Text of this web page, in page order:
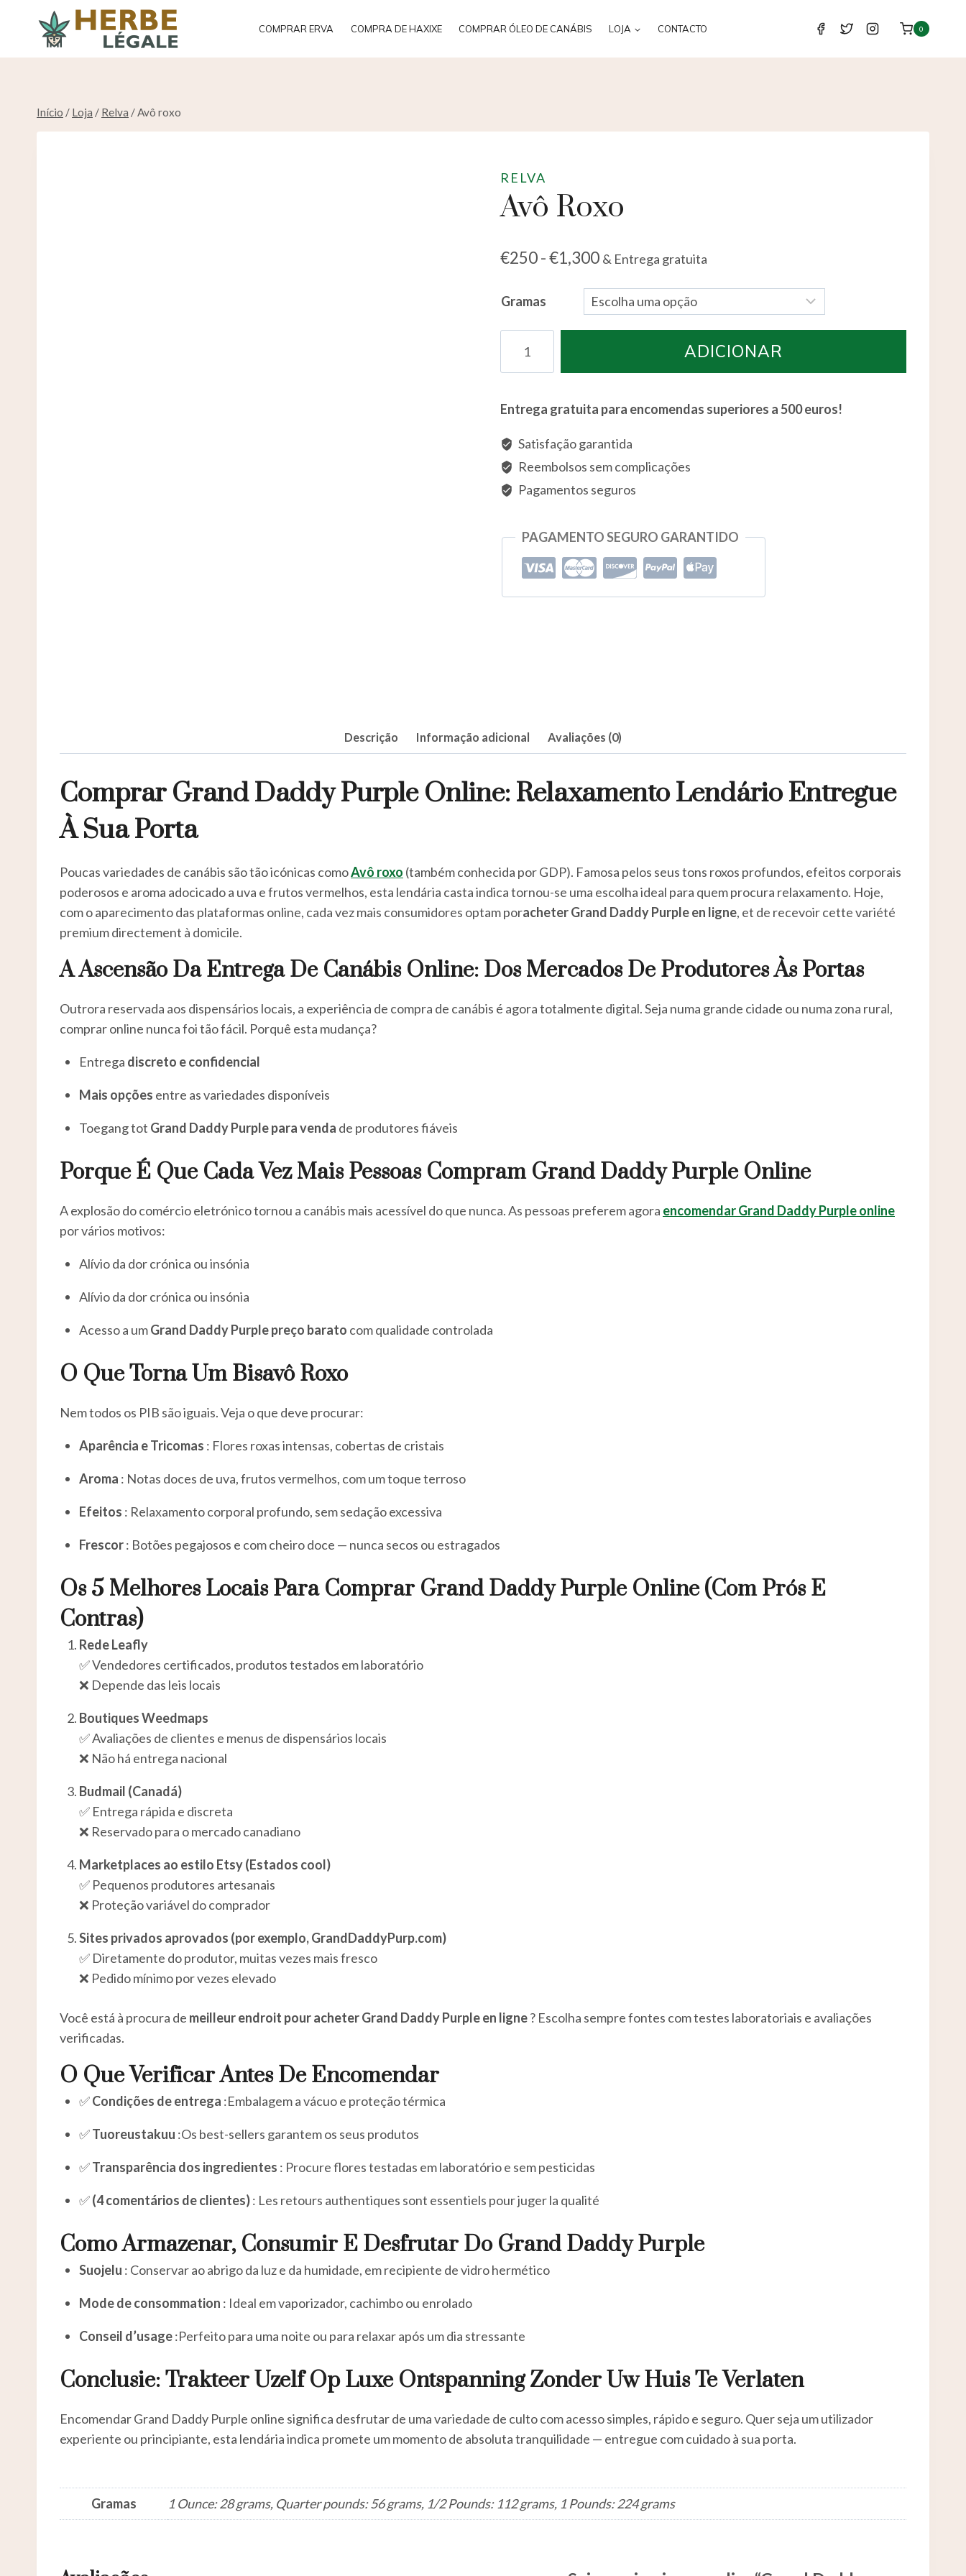
COMPRAR ERVA COMPRA DE HAXIXE COMPRAR ÓLEO DE CANÁBIS LOJA CONTACTO 0
Início / Loja / Relva /Avô roxo
RELVA
Avô Roxo
€250-€1,300 & Entrega gratuita
Gramas
Purple
ADICIONAR
Entrega gratuita para encomendas superiores a 500 euros!
Satisfação garantida
Reembolsos sem complicações
Pagamentos seguros
PAGAMENTO SEGURO GARANTIDO
Descrição Informação adicional Avaliações (0)
Comprar Grand Daddy Purple Online: Relaxamento Lendário Entregue
À Sua Porta
Poucas variedades de canábis são tão icónicas comoAvô roxo (também conhecida por GDP). Famosa pelos seus tons roxos profundos, efeitos corporais
poderosos e aroma adocicado a uva e frutos vermelhos, esta lendária casta indica tornou-se uma escolha ideal para quem procura relaxamento. Hoje,
com o aparecimento das plataformas online, cada vez mais consumidores optam poracheter Grand Daddy Purple en ligne, et de recevoir cette variété
premium directement à domicile.
A Ascensão Da Entrega De Canábis Online: Dos Mercados De Produtores Às Portas
Outrora reservada aos dispensários locais, a experiência de compra de canábis é agora totalmente digital. Seja numa grande cidade ou numa zona rural,
comprar online nunca foi tão fácil. Porquê esta mudança?
Entrega discreto e confidencial
Mais opções entre as variedades disponíveis
Toegang tot Grand Daddy Purple para venda de produtores fiáveis
Porque É Que Cada Vez Mais Pessoas Compram Grand Daddy Purple Online
A explosão do comércio eletrónico tornou a canábis mais acessível do que nunca. As pessoas preferem agora encomendar Grand Daddy Purple online
por vários motivos:
Alívio da dor crónica ou insónia
Alívio da dor crónica ou insónia
Acesso a umGrand Daddy Purple preço barato com qualidade controlada
O Que Torna Um Bisavô Roxo
Nem todos os PIB são iguais. Veja o que deve procurar:
Aparência e Tricomas : Flores roxas intensas, cobertas de cristais
Aroma : Notas doces de uva, frutos vermelhos, com um toque terroso
Efeitos : Relaxamento corporal profundo, sem sedação excessiva
Frescor: Botões pegajosos e com cheiro doce — nunca secos ou estragados
Os 5 Melhores Locais Para Comprar Grand Daddy Purple Online (com Prós E
Contras)
Rede Leafly
✅ Vendedores certificados, produtos testados em laboratório
❌ Depende das leis locais
Boutiques Weedmaps
✅ Avaliações de clientes e menus de dispensários locais
❌ Não há entrega nacional
Budmail (Canadá)
✅ Entrega rápida e discreta
❌ Reservado para o mercado canadiano
Marketplaces ao estilo Etsy (Estados cool)
✅ Pequenos produtores artesanais
❌ Proteção variável do comprador
Sites privados aprovados (por exemplo, GrandDaddyPurp.com)
✅ Diretamente do produtor, muitas vezes mais fresco
❌ Pedido mínimo por vezes elevado
Você está à procura de meilleur endroit pour acheter Grand Daddy Purple en ligne? Escolha sempre fontes com testes laboratoriais e avaliações
verificadas.
O Que Verificar Antes De Encomendar
✅Condições de entrega :Embalagem a vácuo e proteção térmica
✅Tuoreustakuu :Os best-sellers garantem os seus produtos
✅Transparência dos ingredientes : Procure flores testadas em laboratório e sem pesticidas
✅(4 comentários de clientes): Les retours authentiques sont essentiels pour juger la qualité
Como Armazenar, Consumir E Desfrutar Do Grand Daddy Purple
Suojelu : Conservar ao abrigo da luz e da humidade, em recipiente de vidro hermético
Mode de consommation : Ideal em vaporizador, cachimbo ou enrolado
Conseil d’usage:Perfeito para uma noite ou para relaxar após um dia stressante
Conclusie: Trakteer Uzelf Op Luxe Ontspanning Zonder Uw Huis Te Verlaten
Encomendar Grand Daddy Purple online significa desfrutar de uma variedade de culto com acesso simples, rápido e seguro. Quer seja um utilizador
experiente ou principiante, esta lendária indica promete um momento de absoluta tranquilidade — entregue com cuidado à sua porta.
Gramas 1 Ounce: 28 grams, Quarter pounds: 56 grams, 1/2 Pounds: 112 grams, 1 Pounds: 224 grams